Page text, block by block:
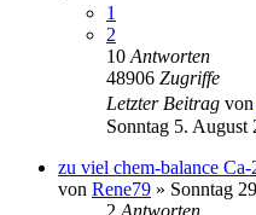
1
2
10 Antworten
48906 Zugriffe
Letzter Beitrag von
Sonntag 5. August
zu viel chem-balance Ca-
von Rene79 » Sonntag
2 Antworten